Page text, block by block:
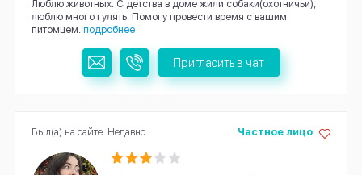
Люблю животных. С детства в доме жили собаки(охотничьи),
люблю много гулять. Помогу провести время с вашим
питомцем. подробнее
Пригласить в чат
Частное лицо
Был(а) на сайте: Недавно